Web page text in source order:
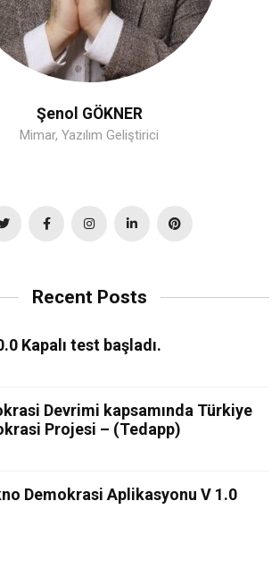
Şenol GÖKNER
Mimar, Yazılım Geliştirici
Recent Posts
Kapalı test başladı.
Devrimi kapsamında Türkiye
Projesi – (Tedapp)
Demokrasi Aplikasyonu V 1.0